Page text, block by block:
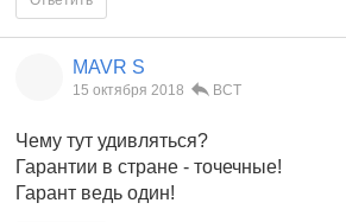
MAVR S
15 октября 2018 BCT
Чему тут удивляться?
Гарантии в стране - точечные!
Гарант ведь один!